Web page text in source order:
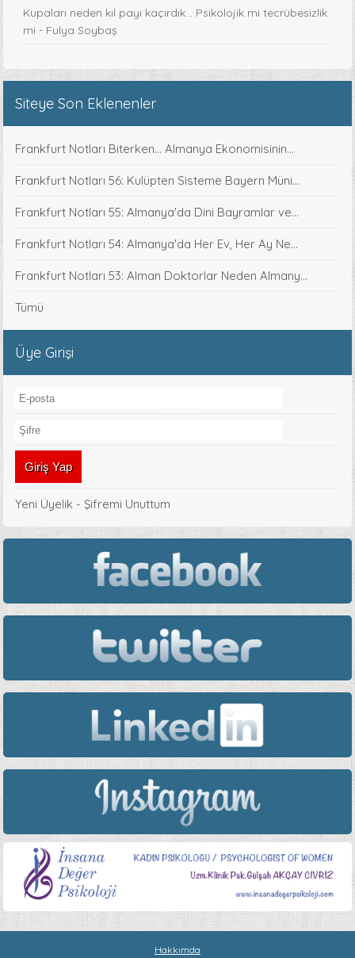
Kupaları neden kıl payı kaçırdık… Psikolojik mi tecrübesizlik
mi - Fulya Soybaş
Siteye Son Eklenenler
Frankfurt Notları Biterken... Almanya Ekonomisinin...
Frankfurt Notları 56: Kulüpten Sisteme Bayern Müni...
Frankfurt Notları 55: Almanya'da Dini Bayramlar ve...
Frankfurt Notları 54: Almanya'da Her Ev, Her Ay Ne...
Frankfurt Notları 53: Alman Doktorlar Neden Almany...
Tümü
Üye Girişi
Yeni Üyelik -Şifremi Unuttum
Hakkımda